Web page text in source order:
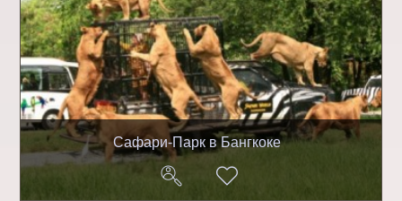
Сафари-Парк в Бангкоке